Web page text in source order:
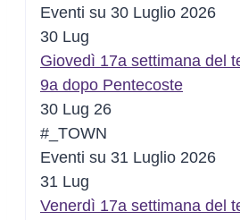
Eventi su 30 Luglio 2026
30 Lug
Giovedì 17a settimana del
9a dopo Pentecoste
30 Lug 26
#_TOWN
Eventi su 31 Luglio 2026
31 Lug
Venerdì 17a settimana del